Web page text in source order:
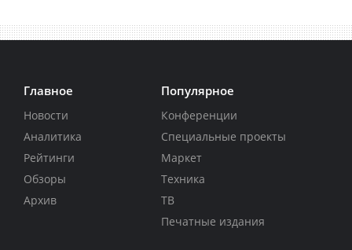
Главное
Новости
Аналитика
Рейтинги
Обзоры
Архив
Популярное
Конференции
Специальные проекты
Маркет
Техника
ТВ
Печатные издания